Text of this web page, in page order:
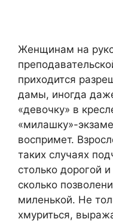
Женщинам на
приходится
дамы, иногда
«девочку» в
«милашку»-
воспримет.
таких случаях
столько дорогой
сколько
миленькой. Не
хмуриться,